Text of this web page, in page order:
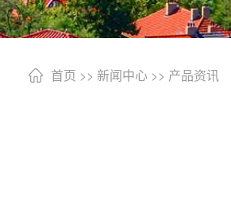
首页 >> 新闻中心 >> 产品资讯